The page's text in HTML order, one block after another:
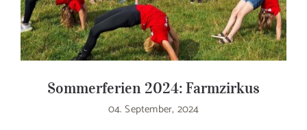
Sommerferien 2024: Farmzirkus
04. September, 2024